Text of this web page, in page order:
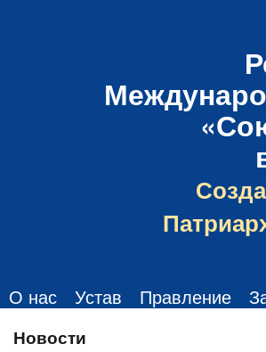
О нас Устав Правление
Новости